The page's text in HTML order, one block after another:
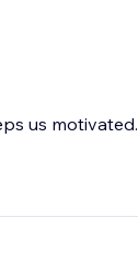
us motivated.